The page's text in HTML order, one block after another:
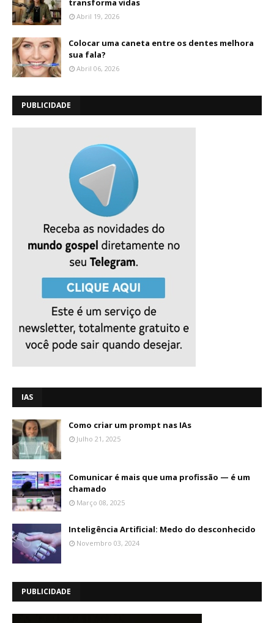
transforma vidas
Abril 19, 2026
Colocar uma caneta entre os dentes melhora
sua fala?
Abril 06, 2026
PUBLICIDADE
IAS
Como criar um prompt nas IAs
Julho 21, 2025
Comunicar é mais que uma profissão — é um
chamado
Março 08, 2025
Inteligência Artificial: Medo do desconhecido
Novembro 03, 2024
PUBLICIDADE